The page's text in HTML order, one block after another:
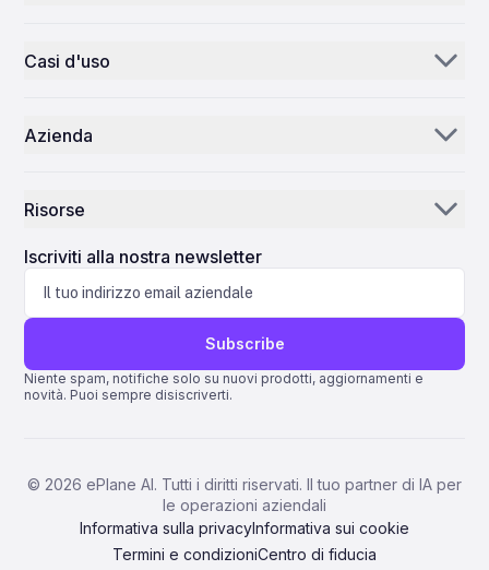
E-mail IA
Centro di controllo
Casi d'uso
MRO
AEC
Fabbricazione
Scienze della vita
Azienda
Perché ePlane AI
Carriera
Contattaci
Risorse
Notizie
Blog
Assistenza
Quantum ERP
AMOS ERP
ERP IFS
Pentagon 2000SQL ERP
Iscriviti alla nostra newsletter
Subscribe
Niente spam, notifiche solo su nuovi prodotti, aggiornamenti e
novità. Puoi sempre disiscriverti.
© 2026 ePlane AI. Tutti i diritti riservati. Il tuo partner di IA per
le operazioni aziendali
Informativa sulla privacyInformativa sui cookie
Termini e condizioniCentro di fiducia